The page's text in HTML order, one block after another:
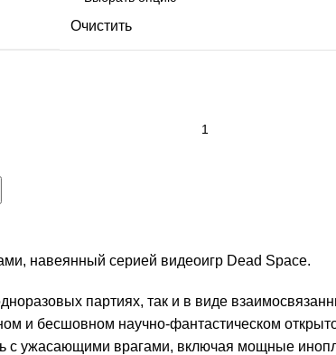
Очистить
навеянный серией видеоигр Dead Space.
партиях, так и в виде
и бесшовном научно-фантастическом
с ужасающими врагами, включая мощные